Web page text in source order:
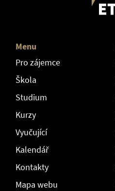
Menu
Pro zájemce
Škola
Studium
Kurzy
Vyučující
Kalendář
Kontakty
Mapa webu